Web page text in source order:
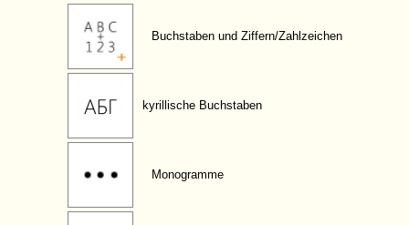
Buchstaben und Ziffern/Zahlzeichen
kyrillische Buchstaben
Monogramme